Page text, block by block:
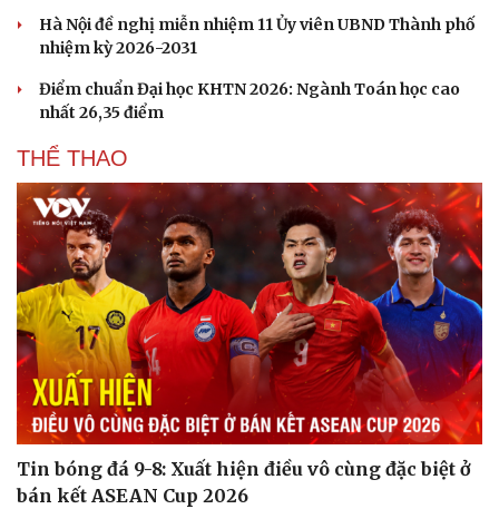
Di sản
Hà Nội đề nghị miễn nhiệm 11 Ủy viên UBND Thành phố
nhiệm kỳ 2026-2031
Điểm chuẩn Đại học KHTN 2026: Ngành Toán học cao
nhất 26,35 điểm
THỂ THAO
Tin bóng đá 9-8: Xuất hiện điều vô cùng đặc biệt ở
bán kết ASEAN Cup 2026